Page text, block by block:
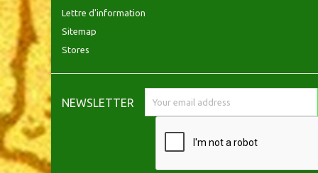
Lettre d'information
Sitemap
Stores
NEWSLETTER